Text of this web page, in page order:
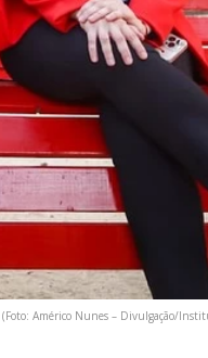
Américo Nunes – Divulgação/